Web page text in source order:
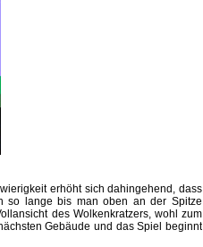
erhöht sich dahingehend, dass
so lange bis man oben an der Spitze
des Wolkenkratzers, wohl zum
Gebäude und das Spiel beginnt